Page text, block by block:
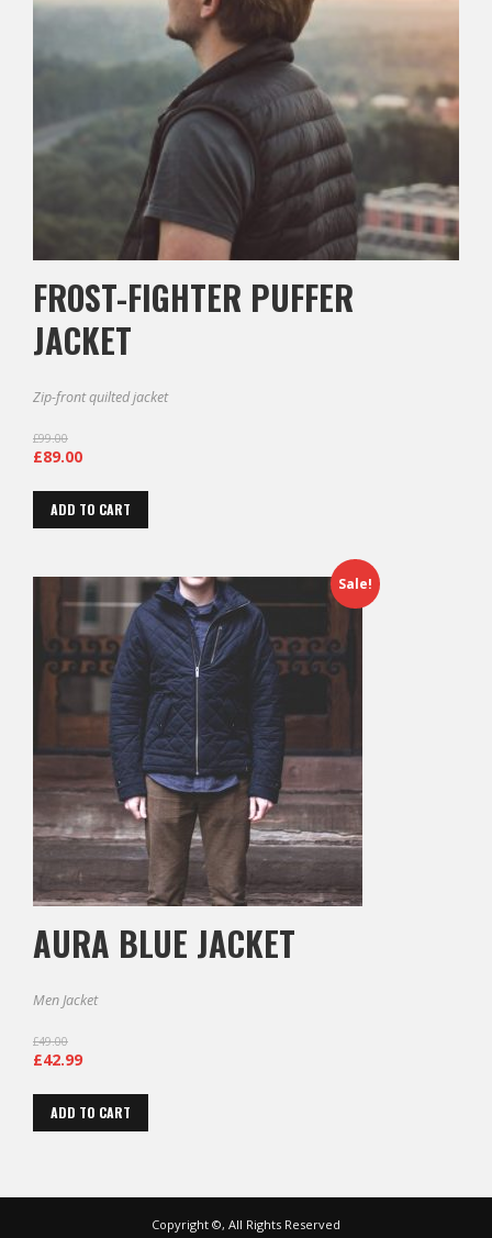
FROST-FIGHTER PUFFER
JACKET
Zip-front quilted jacket
£99.00
£89.00
ADD TO CART
Sale!
AURA BLUE JACKET
Men Jacket
£49.00
£42.99
ADD TO CART
Copyright ©, All Rights Reserved